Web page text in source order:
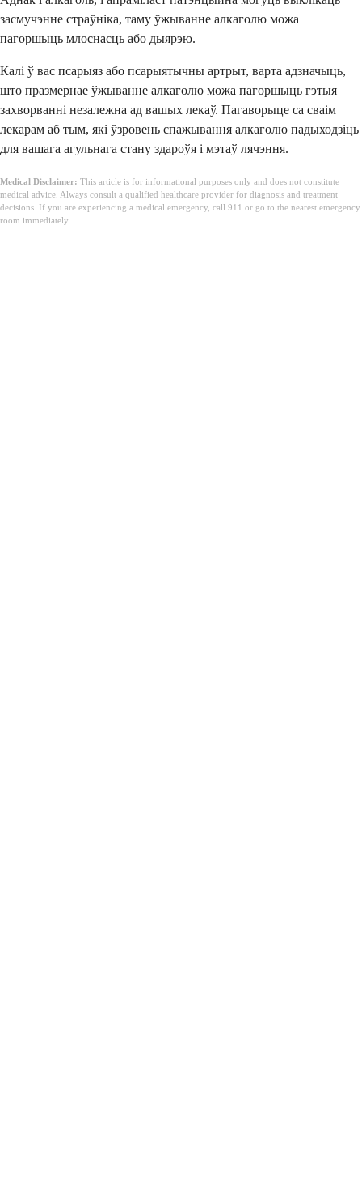
засмучэнне страўніка, таму ўжыванне алкаголю можа
пагоршыць млоснасць або дыярэю.
Калі ў вас псарыяз або псарыятычны артрыт, варта адзначыць,
што празмернае ўжыванне алкаголю можа пагоршыць гэтыя
захворванні незалежна ад вашых лекаў. Пагаворыце са сваім
лекарам аб тым, які ўзровень спажывання алкаголю падыходзіць
для вашага агульнага стану здароўя і мэтаў лячэння.
Medical Disclaimer: This article is for informational purposes only and does not constitute
medical advice. Always consult a qualified healthcare provider for diagnosis and treatment
decisions. If you are experiencing a medical emergency, call 911 or go to the nearest emergency
room immediately.